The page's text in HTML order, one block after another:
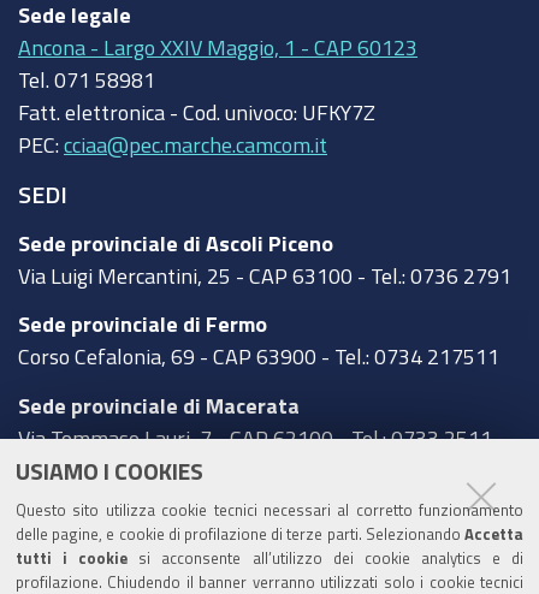
USIAMO I COOKIES
Questo sito utilizza cookie tecnici necessari al corretto funzionamento
delle pagine, e cookie di profilazione di terze parti. Selezionando Accetta
tutti i cookie si acconsente all’utilizzo dei cookie analytics e di
profilazione. Chiudendo il banner verranno utilizzati solo i cookie tecnici
Sede legale
Ancona - Largo XXIV Maggio, 1 - CAP 60123
Tel. 071 58981
Fatt. elettronica - Cod. univoco: UFKY7Z
PEC: cciaa@pec.marche.camcom.it
SEDI
Sede provinciale di Ascoli Piceno
Via Luigi Mercantini, 25 - CAP 63100 - Tel.: 0736 2791
Sede provinciale di Fermo
Corso Cefalonia, 69 - CAP 63900 - Tel.: 0734 217511
Sede provinciale di Macerata
Via Tommaso Lauri, 7 - CAP 62100 - Tel.: 0733 2511
Sede provinciale di Pesaro Urbino
Corso XI Settembre, 116 - CAP 61121 - Tel.: 0721
3571